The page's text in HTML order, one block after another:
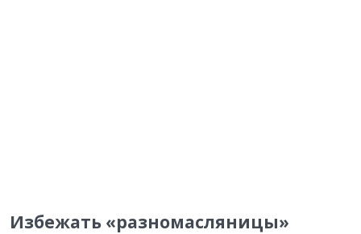
Избежать «разномасляницы»